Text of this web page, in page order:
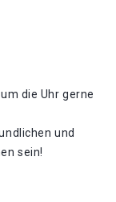
die Uhr gerne
und
sein!